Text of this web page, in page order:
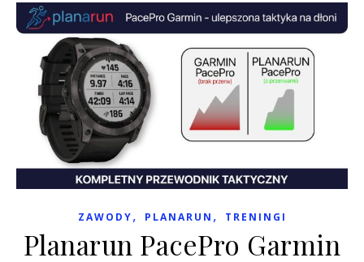
ZAWODY, PLANARUN , TRENINGI
Planarun PacePro Garmin